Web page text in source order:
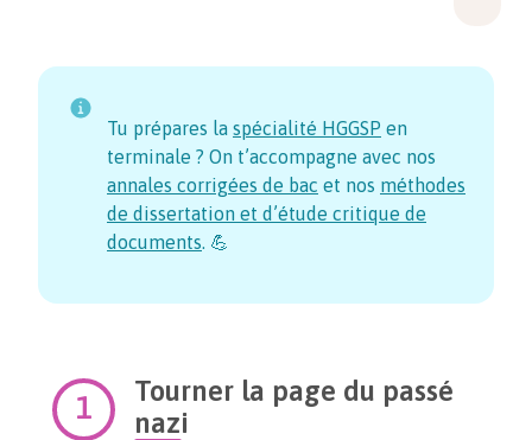
Tu prépares la spécialité HGGSP en
terminale ? On t’accompagne avec nos
annales corrigées de bac et nos méthodes
de dissertation et d’étude critique de
documents. 💪
Tourner la page du passé
nazi